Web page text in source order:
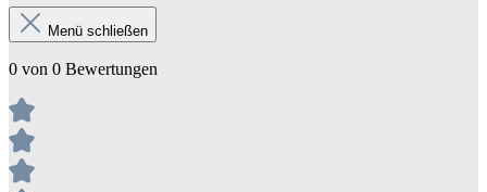
Menü schließen
0 von 0 Bewertungen